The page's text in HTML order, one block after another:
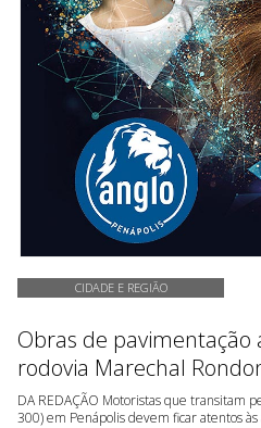
CIDADE E REGIÃO
Obras de
rodovia Marechal
DA REDAÇÃO Motoristas que transitam
300) em Penápolis devem ficar atentos